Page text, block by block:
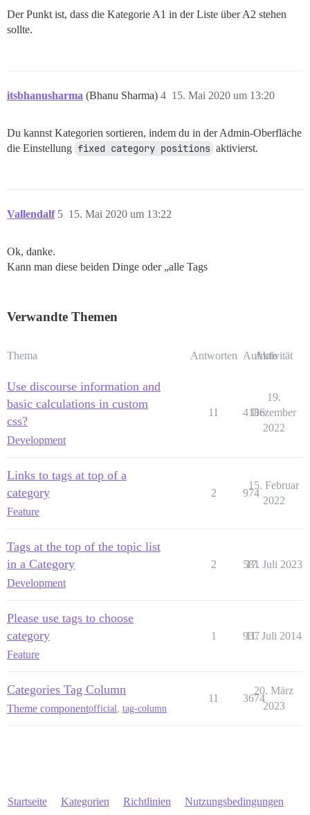
Der Punkt ist, dass die Kategorie A1 in der Liste über A2 stehen
sollte.
itsbhanusharma (Bhanu Sharma) 15. Mai 2020 um 13:20
4
Du kannst Kategorien sortieren, indem du in der Admin-Oberfläche
die Einstellung fixed category positions aktivierst.
Vallendalf 15. Mai 2020 um 13:22
5
Ok, danke.
Kann man diese beiden Dinge oder „alle Tags
Verwandte Themen
Thema Antworten Aufrufe
Aktivität
Use discourse information and
basic calculations in custom
css?
Development
11 4186
19.
Dezember
2022
Links to tags at top of a
category
Feature
2 974
15. Februar
2022
Tags at the top of the topic list
in a Category
Development
2 581
17. Juli 2023
Please use tags to choose
category
Feature
1 937
11. Juli 2014
Categories Tag Column
Theme componentofficial, tag-column
11 3674
20. März
2023
Startseite Kategorien Richtlinien Nutzungsbedingungen